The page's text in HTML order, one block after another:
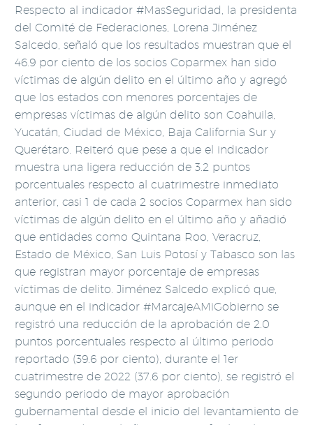
Respecto al indicador #MasSeguridad, la presidenta
del Comité de Federaciones, Lorena Jiménez
Salcedo, señaló que los resultados muestran que el
46.9 por ciento de los socios Coparmex han sido
víctimas de algún delito en el último año y agregó
que los estados con menores porcentajes de
empresas víctimas de algún delito son Coahuila,
Yucatán, Ciudad de México, Baja California Sur y
Querétaro. Reiteró que pese a que el indicador
muestra una ligera reducción de 3.2 puntos
porcentuales respecto al cuatrimestre inmediato
anterior, casi 1 de cada 2 socios Coparmex han sido
víctimas de algún delito en el último año y añadió
que entidades como Quintana Roo, Veracruz,
Estado de México, San Luis Potosí y Tabasco son las
que registran mayor porcentaje de empresas
víctimas de delito. Jiménez Salcedo explicó que,
aunque en el indicador #MarcajeAMiGobierno se
registró una reducción de la aprobación de 2.0
puntos porcentuales respecto al último periodo
reportado (39.6 por ciento), durante el 1er
cuatrimestre de 2022 (37.6 por ciento), se registró el
segundo periodo de mayor aprobación
gubernamental desde el inicio del levantamiento de